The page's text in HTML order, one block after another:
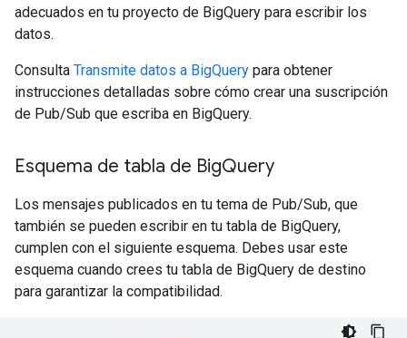
adecuados en tu proyecto de BigQuery para escribir los
datos.
Consulta Transmite datos a BigQuery para obtener
instrucciones detalladas sobre cómo crear una suscripción
de Pub/Sub que escriba en BigQuery.
Esquema de tabla de BigQuery
Los mensajes publicados en tu tema de Pub/Sub, que
también se pueden escribir en tu tabla de BigQuery,
cumplen con el siguiente esquema. Debes usar este
esquema cuando crees tu tabla de BigQuery de destino
para garantizar la compatibilidad.